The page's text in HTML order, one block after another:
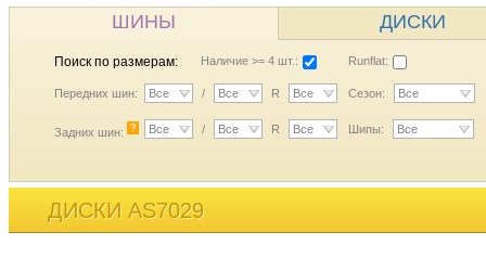
ШИНЫ ДИСКИ
Поиск по размерам: Наличие >= 4 шт.: Runflat:
Передних шин: Все / Все R Все Сезон: Все
Задних шин: ? Все / Все R Все Шипы: Все
ДИСКИ AS7029